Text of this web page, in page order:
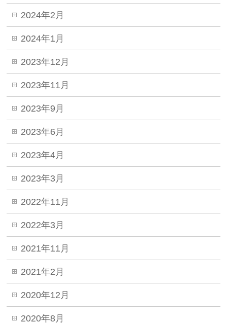
2024年2月
2024年1月
2023年12月
2023年11月
2023年9月
2023年6月
2023年4月
2023年3月
2022年11月
2022年3月
2021年11月
2021年2月
2020年12月
2020年8月